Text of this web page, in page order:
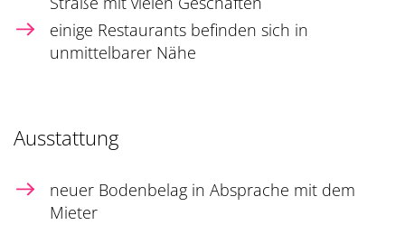
einige Restaurants befinden sich in
unmittelbarer Nähe
Ausstattung
neuer Bodenbelag in Absprache mit dem
Mieter